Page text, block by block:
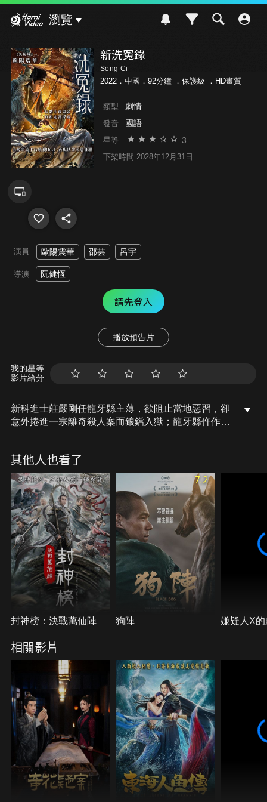
瀏覽
新洗冤錄
Song Ci
2022．中國．92分鐘 ． 保護級 ．HD畫質
類型 劇情
發音 國語
星等 3
下架時間 2028年12月31日
演員 歐陽震華 邵芸 呂宇
導演 阮健恆
請先登入
播放預告片
我的星等
影片給分
新科進士莊嚴剛任龍牙縣主薄，欲阻止當地惡習，卻
意外捲進一宗離奇殺人案而鋃鐺入獄；龍牙縣仵作助
他想象中那麼簡單。
其他人也看了
封神榜：決戰萬仙陣
7.2
狗陣 嫌疑人X
相關影片